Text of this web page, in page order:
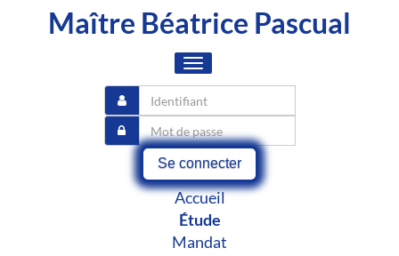
Maître Béatrice Pascual
Toggle
navigation
Se connecter
Accueil
Étude
Mandat